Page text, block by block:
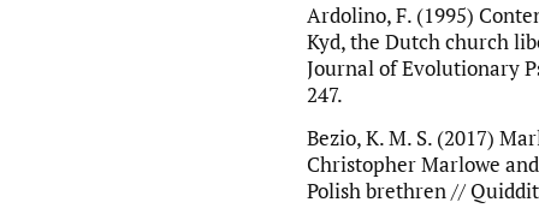
Ardolino, F. (1995)
Kyd, the Dutch church
Journal of Evolutionary
247.
Bezio, K. M. S. (2017)
Christopher Marlowe
Polish brethren //